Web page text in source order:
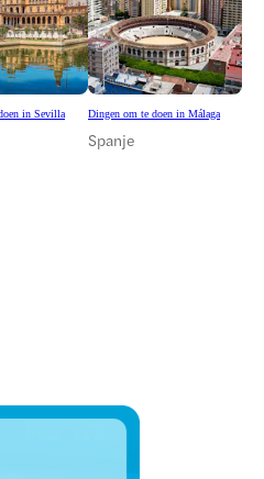
in Sevilla Dingen om te doen in Málaga
Spanje